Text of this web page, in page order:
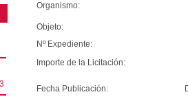
Organismo:
Objeto:
Nº Expediente:
Importe de la Licitación:
Fecha Publicación: